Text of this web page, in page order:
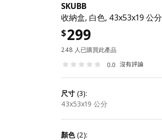
SKUBB
收納盒, 白色, 43x53x19 公分
$299
248 人已購買此產品
0.0 沒有評論
尺寸 (3):
43x53x19 公分
顏色(2):